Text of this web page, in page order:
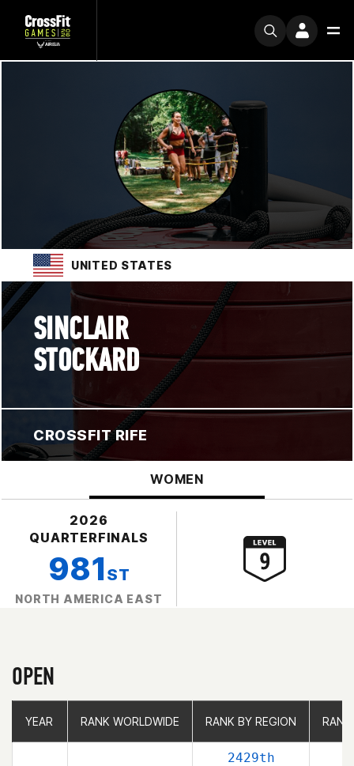
UNITED STATES
SINCLAIR
STOCKARD
CROSSFIT RIFE
WOMEN
2026
QUARTERFINALS
981 ST
NORTH AMERICA EAST
OPEN
YEAR RANK WORLDWIDE RANK BY REGION
2429th
YEAR RANK WORLDWIDE RANK BY REGION